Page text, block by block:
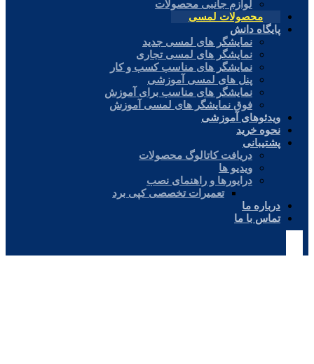
لوازم جانبی محصولات
محصولات لمسی
پایگاه دانش
نمایشگر های لمسی جدید
نمایشگر های لمسی تجاری
نمایشگر های مناسب کسب و کار
پنل های لمسی آموزشی
نمایشگر های مناسب برای آموزش
فوق نمایشگر های لمسی آموزش
ویدئوهای آموزشی
نحوه خرید
پشتیبانی
دریافت کاتالوگ محصولات
ویدیو ها
درایورها و راهنمای نصب
تعمیرات تخصصی کپی برد
درباره ما
تماس با ما